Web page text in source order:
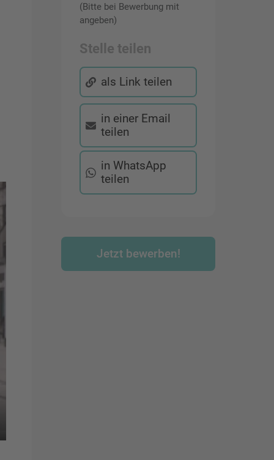
(Bitte bei Bewerbung mit
angeben)
Stelle teilen
als Link teilen
in einer Email
teilen
in WhatsApp
teilen
Jetzt bewerben!